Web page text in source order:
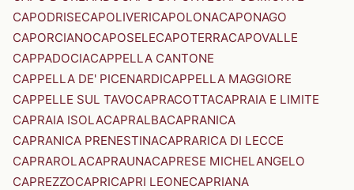
CAPODRISECAPOLIVERICAPOLONACAPONAGO
CAPORCIANOCAPOSELECAPOTERRACAPOVALLE
CAPPADOCIACAPPELLA CANTONE
CAPPELLA DE' PICENARDICAPPELLA MAGGIORE
CAPPELLE SUL TAVOCAPRACOTTACAPRAIA E LIMITE
CAPRAIA ISOLACAPRALBACAPRANICA
CAPRANICA PRENESTINACAPRARICA DI LECCE
CAPRAROLACAPRAUNACAPRESE MICHELANGELO
CAPREZZOCAPRICAPRI LEONECAPRIANA